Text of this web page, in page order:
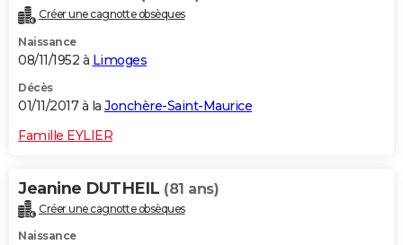
Créer une cagnotte obsèques
Naissance
08/11/1952 à Limoges
Décès
01/11/2017 à la Jonchère-Saint-Maurice
Famille EYLIER
Jeanine DUTHEIL (81 ans)
Créer une cagnotte obsèques
Naissance